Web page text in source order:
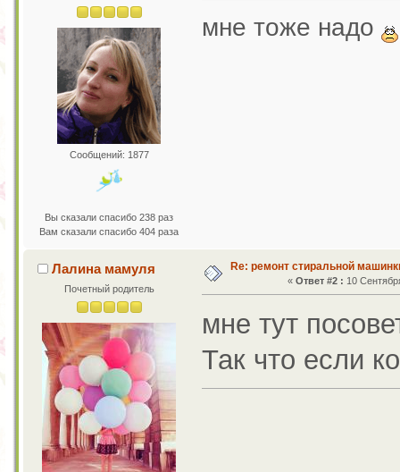
Сообщений: 1877
Вы сказали спасибо 238 раз
Вам сказали спасибо 404 раза
мне тоже надо
Лалина мамуля
Почетный родитель
Re: ремонт стиральной
«Ответ #2 : 10
мне тут
Так что если